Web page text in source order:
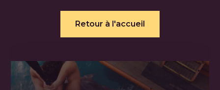
Retour à l'accueil